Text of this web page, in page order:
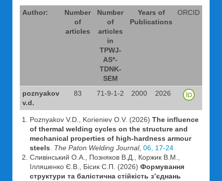
Author:
Number
of
articles
Number
of
articles
in
TPWJ-
AS*-
TDNK-
SEM
Years of
Publications
ORCID
poznyakov
v.d.
83 71-9-1-2 2000 2026
Poznyakov V.D., Korieniev O.V. (2026) The influence
of thermal welding cycles on the structure and
mechanical properties of high-hardness armour
steels
The Paton Welding Journal, 06, 17-24
Сливінський О.А., Позняков В.Д., Коржик В.М.,
Ілляшенко Є.В., Бісик С.П. (2026) Формування
структури та балістична стійкість з’єднань